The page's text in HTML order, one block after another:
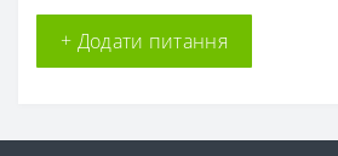
+ Додати питання